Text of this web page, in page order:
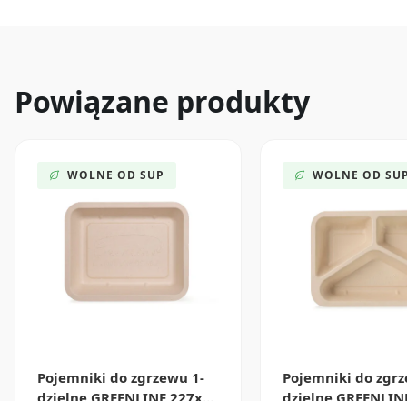
Powiązane produkty
WOLNE OD SUP
Pojemniki do zgrzewu 1-
dzielne GREENLINE 227x...
WOLNE OD SUP
Pojemniki do
dzielne